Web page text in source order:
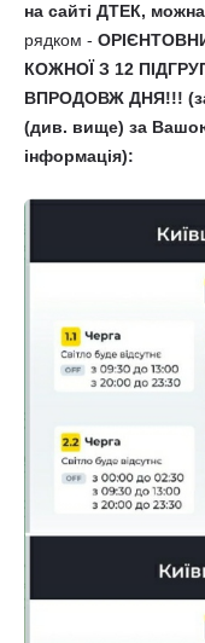
на сайті ДТЕК,
рядком -
КОЖНОЇ З 12
ВПРОДОВЖ ДНЯ!!!
(див. вище) за
інформація):